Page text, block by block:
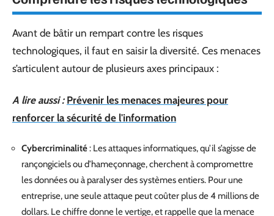
Avant de bâtir un rempart contre les risques
technologiques, il faut en saisir la diversité. Ces menaces
s’articulent autour de plusieurs axes principaux :
A lire aussi : Prévenir les menaces majeures pour
renforcer la sécurité de l'information
Cybercriminalité: Les attaques informatiques, qu’il s’agisse de
rançongiciels ou d’hameçonnage, cherchent à compromettre
les données ou à paralyser des systèmes entiers. Pour une
entreprise, une seule attaque peut coûter plus de 4 millions de
dollars. Le chiffre donne le vertige, et rappelle que la menace